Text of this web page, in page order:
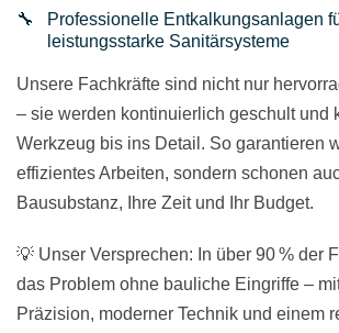
Professionelle Entkalkungsanlagen
leistungsstarke Sanitärsysteme
Unsere Fachkräfte sind nicht nur
– sie werden kontinuierlich geschult und
Werkzeug bis ins Detail. So garantieren
effizientes Arbeiten, sondern schonen
Bausubstanz, Ihre Zeit und Ihr Budget.
💡 Unser Versprechen: In über 90 % der
das Problem ohne bauliche Eingriffe –
Präzision, moderner Technik und einem